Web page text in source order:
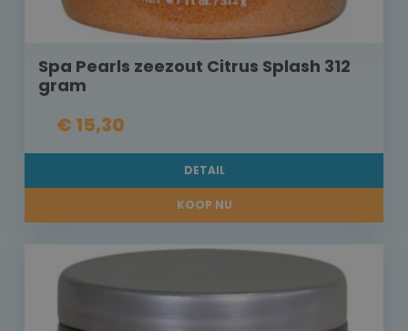
Spa Pearls zeezout Citrus Splash 312
gram
€ 15,30
DETAIL
KOOP NU